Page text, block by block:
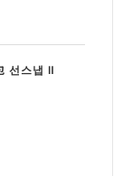
선스냅 Ⅱ